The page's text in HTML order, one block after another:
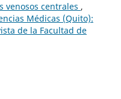
venosos centrales ,
Médicas (Quito):
de la Facultad de